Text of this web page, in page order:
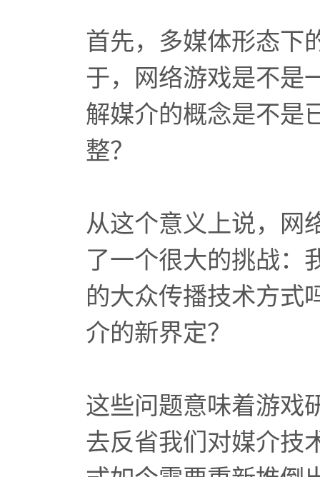
首先，多媒体形态下
于，网络游戏是不是
解媒介的概念是不是
整？
从这个意义上说，网
了一个很大的挑战：
的大众传播技术方式
介的新界定？
这些问题意味着游戏
去反省我们对媒介技